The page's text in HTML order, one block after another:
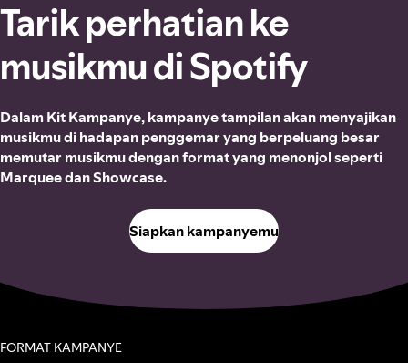
Tarik perhatian ke
musikmu di Spotify
Dalam Kit Kampanye, kampanye tampilan akan menyajikan
musikmu di hadapan penggemar yang berpeluang besar
memutar musikmu dengan format yang menonjol seperti
Marquee dan Showcase.
Siapkan kampanyemu
FORMAT KAMPANYE